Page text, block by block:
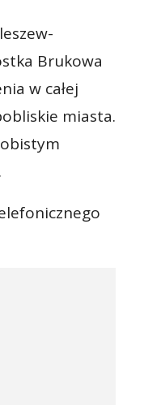
Brukowa
w całej
miasta.